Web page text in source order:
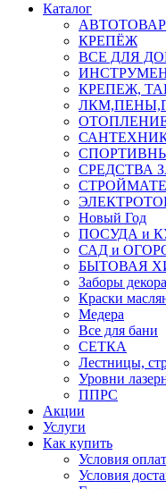
Каталог
КРЕПЁЖ
ВСЕ ДЛЯ
КРЕПЕЖ,
СРЕДСТВА
Новый Год
ПОСУДА и
САД и
БЫТОВАЯ
Заборы
Краски
Медера
Все для бани
СЕТКА
Лестницы,
Уровни
ППРС
Акции
Услуги
Как купить
Условия
Условия